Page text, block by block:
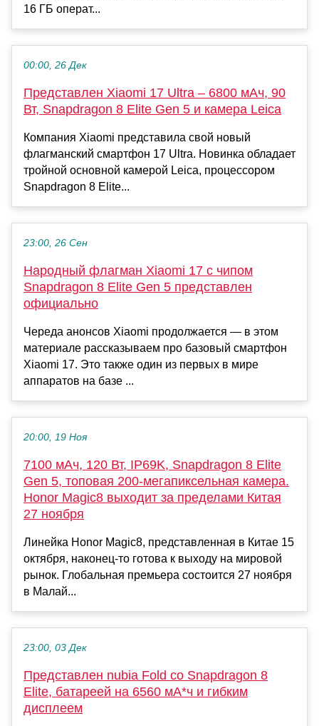
16 ГБ операт...
00:00, 26 Дек
Представлен Xiaomi 17 Ultra – 6800 мАч, 90
Вт, Snapdragon 8 Elite Gen 5 и камера Leica
Компания Xiaomi представила свой новый
флагманский смартфон 17 Ultra. Новинка обладает
тройной основной камерой Leica, процессором
Snapdragon 8 Elite...
23:00, 26 Сен
Народный флагман Xiaomi 17 с чипом
Snapdragon 8 Elite Gen 5 представлен
официально
Череда анонсов Xiaomi продолжается — в этом
материале рассказываем про базовый смартфон
Xiaomi 17. Это также один из первых в мире
аппаратов на базе ...
20:00, 19 Ноя
7100 мАч, 120 Вт, IP69K, Snapdragon 8 Elite
Gen 5, топовая 200-мегапиксельная камера.
Honor Magic8 выходит за пределами Китая
27 ноября
Линейка Honor Magic8, представленная в Китае 15
октября, наконец-то готова к выходу на мировой
рынок. Глобальная премьера состоится 27 ноября
в Малай...
23:00, 03 Дек
Представлен nubia Fold со Snapdragon 8
Elite, батареей на 6560 мА*ч и гибким
дисплеем